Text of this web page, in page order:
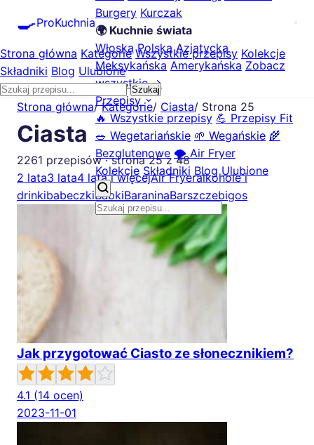
🍳ProKuchnia
Burgery Kurczak
🌍 Kuchnie świata
Włoska Polska Azjatycka
Meksykańska Amerykańska Zobacz
wszystkie →
Przepisy
🔥 Wszystkie przepisy 💪 Przepisy Fit
🥗 Wegetariańskie 🌱 Wegańskie 🌾
Bezglutenowe 🌪️ Air Fryer
Kolekcje Składniki Blog Ulubione
Strona główna Kategorie Wszystkie przepisy Kolekcje
Składniki Blog Ulubione
Szukaj
Strona główna/ Kategorie/ Ciasta/ Strona 25
Ciasta
2261 przepisów · strona 25 z 48
2 lata3 lata4 lata i więcejAir Fryeralkohole i
drinkibabeczkiBabkiBaraninaBarszczebigos
Jak przygotować Ciasto ze słonecznikiem?
4.1 (14 ocen)
2023-11-01